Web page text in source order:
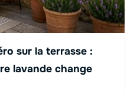
sur la terrasse :
lavande change